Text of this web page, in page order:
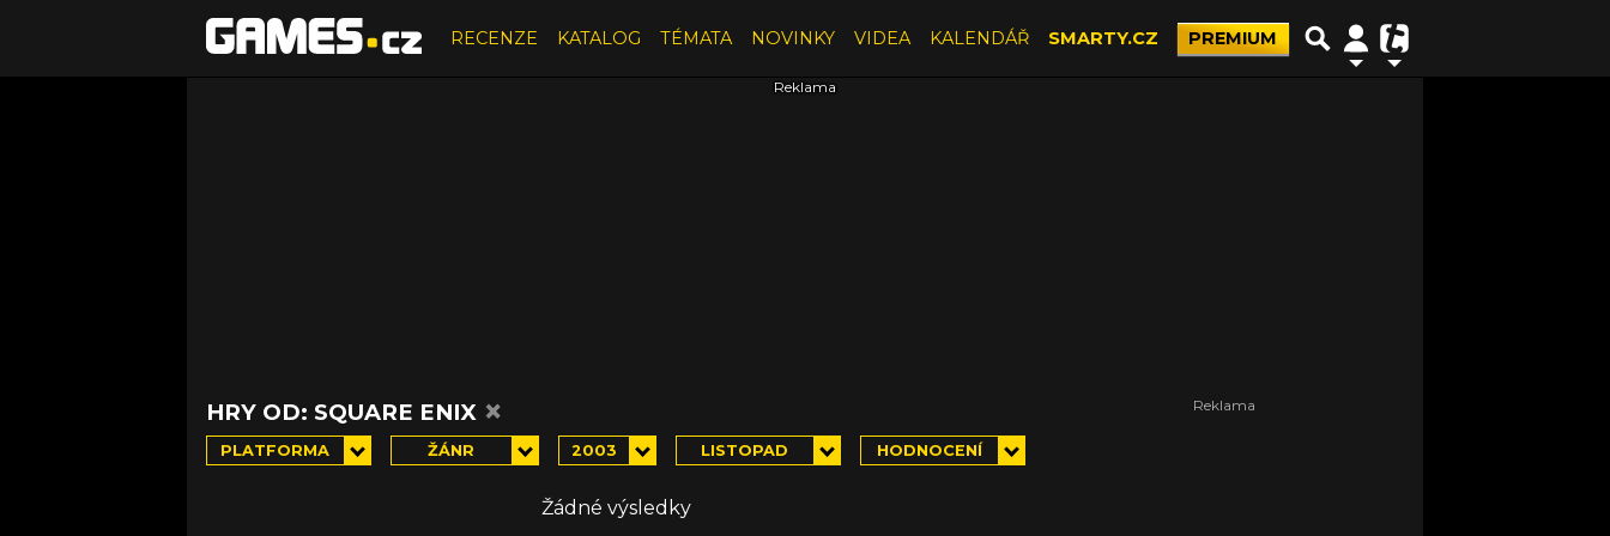
RECENZE KATALOG TÉMATA NOVINKY VIDEA KALENDÁŘ SMARTY.CZ PREMIUM
HRY OD: SQUARE ENIX ×
PLATFORMA ŽÁNR 2003 LISTOPAD HODNOCENÍ
Žádné výsledky